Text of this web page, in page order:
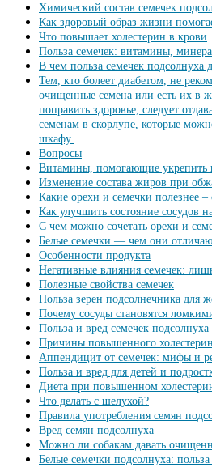
Химический состав семечек
Как здоровый образ жизни
Что повышает холестерин в крови
Польза семечек: витамины,
В чем польза семечек подсолнуха
Тем, кто болеет диабетом, не
очищенные семена или есть их в
поправить здоровье, следует
семенам в скорлупе, которые
шкафу.
Вопросы
Витамины, помогающие укрепить
Изменение состава жиров при
Какие орехи и семечки полезнее
Как улучшить состояние сосудов
С чем можно сочетать орехи и
Белые семечки — чем они
Особенности продукта
Негативные влияния семечек:
Полезные свойства семечек
Польза зерен подсолнечника для
Почему сосуды становятся
Польза и вред семечек
Причины повышенного
Аппендицит от семечек: мифы и
Польза и вред для детей и
Диета при повышенном
Что делать с шелухой?
Правила употребления семян
Вред семян подсолнуха
Можно ли собакам давать
Белые семечки подсолнуха: